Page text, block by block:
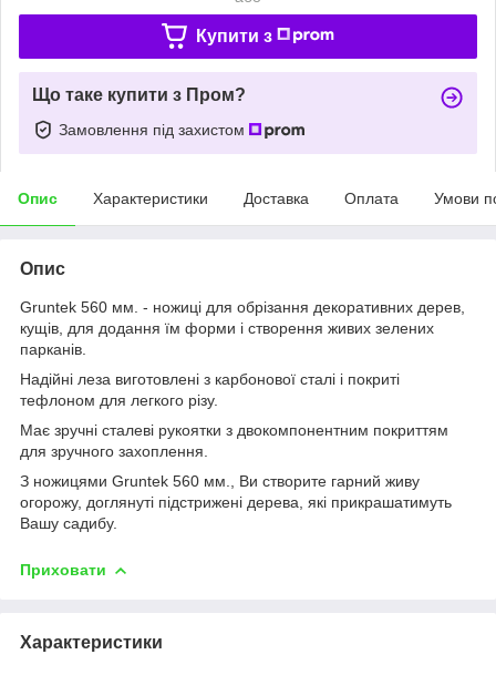
Купити з
Що таке купити з Пром?
Замовлення під захистом
Опис Характеристики Доставка Оплата Умови
Опис
Gruntek 560 мм. - ножиці для обрізання декоративних дерев,
кущів, для додання їм форми і створення живих зелених
парканів.
Надійні леза виготовлені з карбонової сталі і покриті
тефлоном для легкого різу.
Має зручні сталеві рукоятки з двокомпонентним покриттям
для зручного захоплення.
З ножицями Gruntek 560 мм., Ви створите гарний живу
огорожу, доглянуті підстрижені дерева, які прикрашатимуть
Вашу садибу.
Приховати
Характеристики